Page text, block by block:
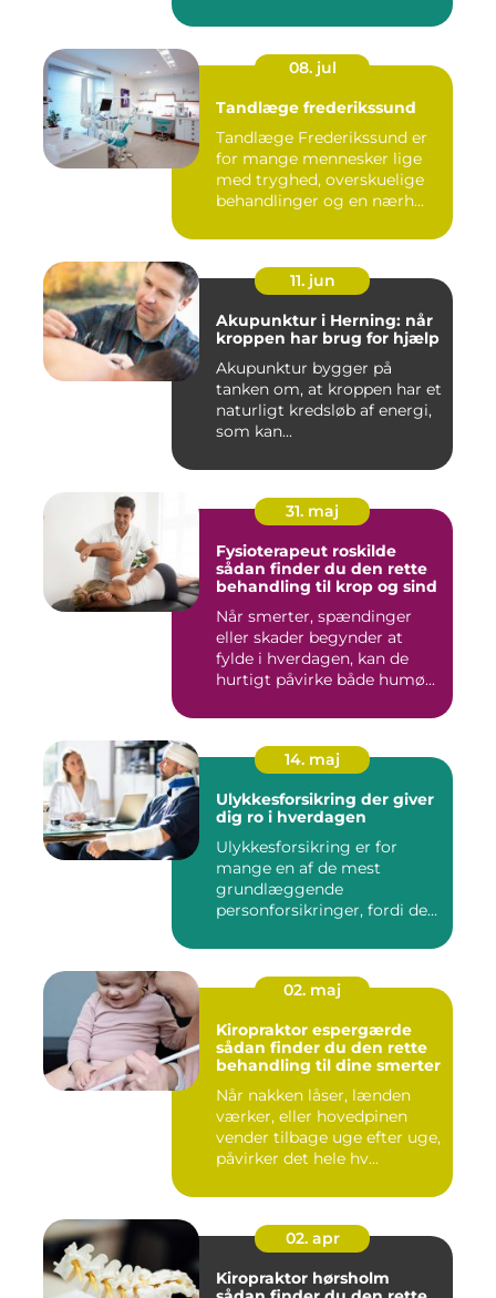
08. jul
Tandlæge frederikssund
Tandlæge Frederikssund er
for mange mennesker lige
med tryghed, overskuelige
behandlinger og en nærh...
11. jun
Akupunktur i Herning: når
kroppen har brug for hjælp
Akupunktur bygger på
tanken om, at kroppen har et
naturligt kredsløb af energi,
som kan...
31. maj
Fysioterapeut roskilde
sådan finder du den rette
behandling til krop og sind
Når smerter, spændinger
eller skader begynder at
fylde i hverdagen, kan de
hurtigt påvirke både humø...
14. maj
Ulykkesforsikring der giver
dig ro i hverdagen
Ulykkesforsikring er for
mange en af de mest
grundlæggende
personforsikringer, fordi den
02. maj
Kiropraktor espergærde
sådan finder du den rette
behandling til dine smerter
Når nakken låser, lænden
værker, eller hovedpinen
vender tilbage uge efter uge,
påvirker det hele hv...
02. apr
Kiropraktor hørsholm